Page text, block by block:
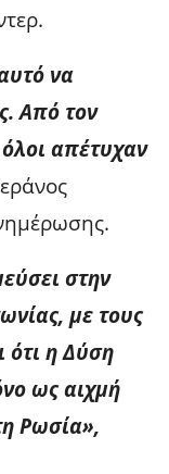
να
Από τον
απέτυχαν
στην
με τους
ότι η Δύση
ως αιχμή
Ρωσία»,